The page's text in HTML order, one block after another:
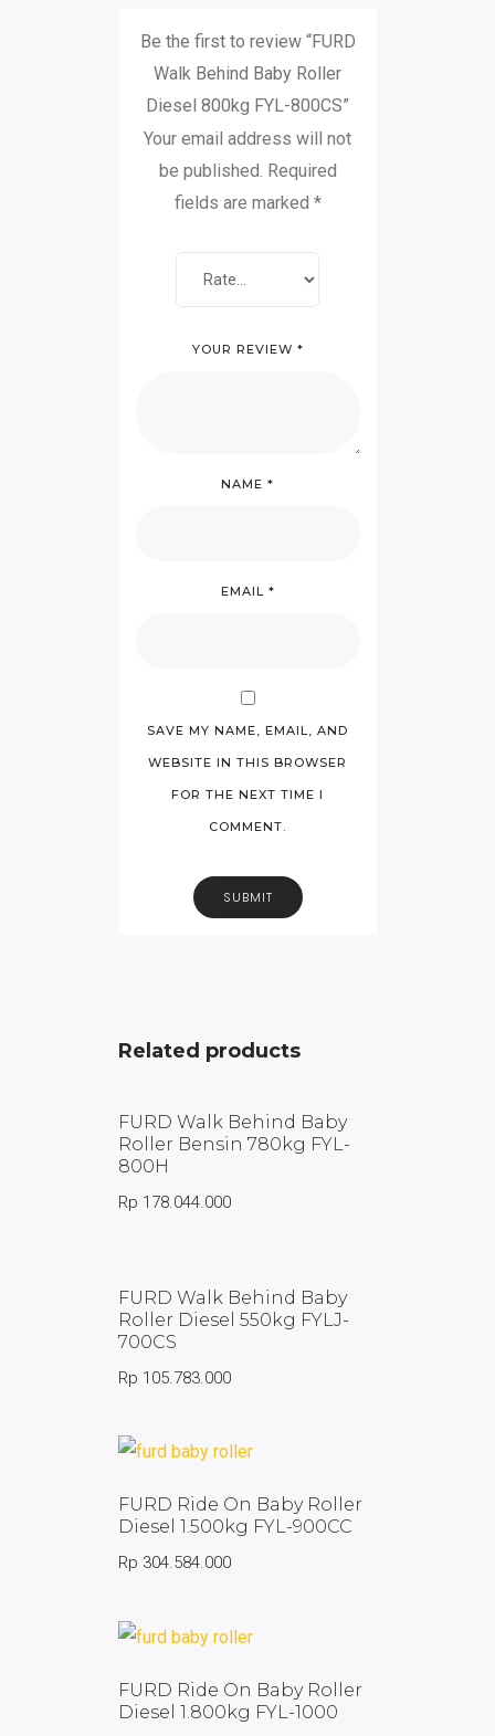
Be the first to review “FURD
Walk Behind Baby Roller
Diesel 800kg FYL-800CS”
Your email address will not
be published. Required
fields are marked *
YOUR REVIEW *
NAME *
EMAIL *
SAVE MY NAME, EMAIL, AND
WEBSITE IN THIS BROWSER
FOR THE NEXT TIME I
COMMENT.
Related products
FURD Walk Behind Baby
Roller Bensin 780kg FYL-
800H
Rp 178.044.000
FURD Walk Behind Baby
Roller Diesel 550kg FYLJ-
700CS
Rp 105.783.000
FURD Ride On Baby Roller
Diesel 1.500kg FYL-900CC
Rp 304.584.000
FURD Ride On Baby Roller
Diesel 1.800kg FYL-1000